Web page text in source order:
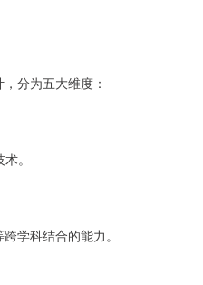
分为五大维度：
。
学科结合的能力。